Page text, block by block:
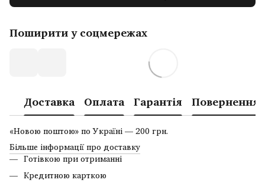
Поширити у соцмережах
Доставка Оплата Гарантія Повернення
«Новою поштою» по Україні — 200 грн.
Більше інформації про доставку
Готівкою при отриманні
Кредитною карткою